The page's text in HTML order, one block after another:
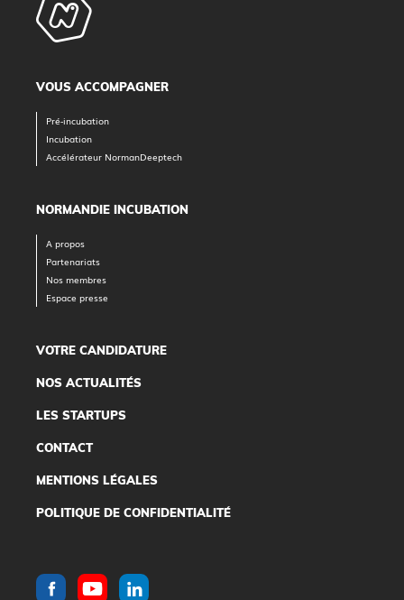
VOUS ACCOMPAGNER
Pré-incubation
Incubation
Accélérateur NormanDeeptech
NORMANDIE INCUBATION
A propos
Partenariats
Nos membres
Espace presse
VOTRE CANDIDATURE
NOS ACTUALITÉS
LES STARTUPS
CONTACT
MENTIONS LÉGALES
POLITIQUE DE CONFIDENTIALITÉ